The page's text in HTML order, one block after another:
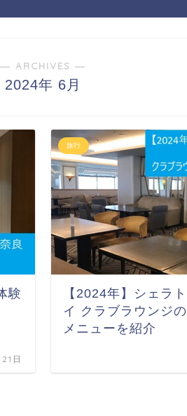
― ARCHIVES ―
2024年 6月
験
日
旅行
【2024年】シェラ
イ クラブラウンジ
メニューを紹介